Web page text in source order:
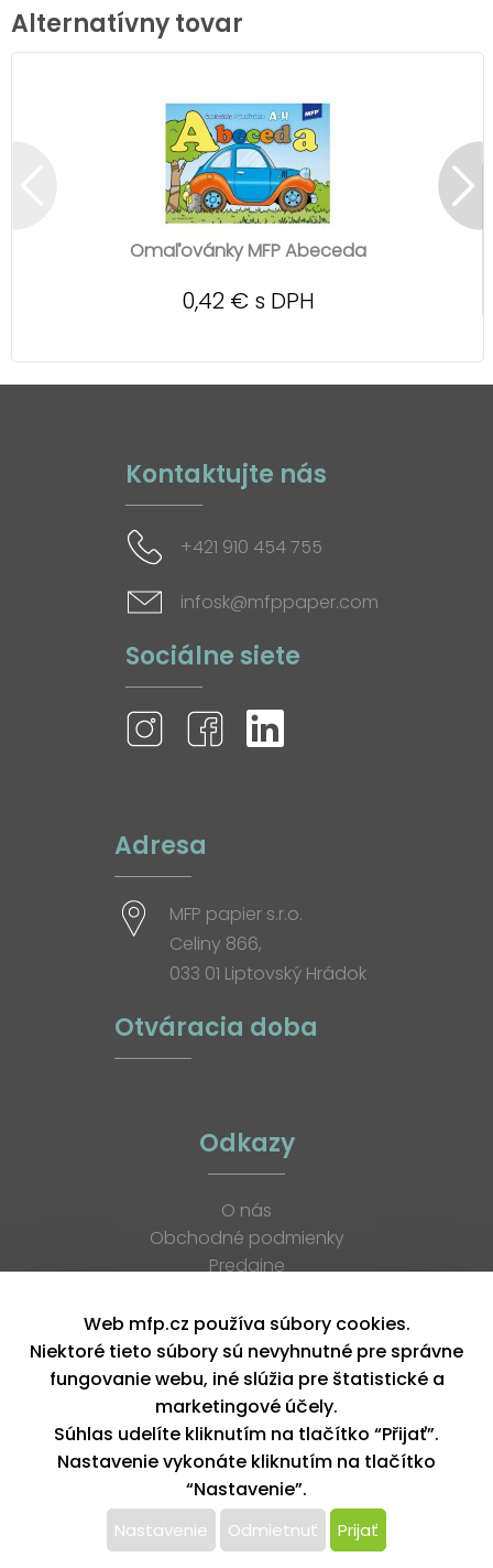
Alternatívny tovar
Omaľovánky MFP Abeceda
0,42 € s DPH
Kontaktujte nás
+421 910 454 755
infosk@mfppaper.com
Sociálne siete
Adresa
MFP papier s.r.o.
Celiny 866,
033 01 Liptovský Hrádok
Otváracia doba
Odkazy
O nás
Obchodné podmienky
Predajne
K stiahnutiu
Blog
Kontakt
Kariéra
XML feed
Copyright © 2026, MFP paper s. r. o. | Všetky práva vyhradené
design by MFP
Tento web používa k poskytovaniu služieb,
Web mfp.cz používa súbory cookies.
Niektoré tieto súbory sú nevyhnutné pre správne
fungovanie webu, iné slúžia pre štatistické a
marketingové účely.
Súhlas udelíte kliknutím na tlačítko “Přijať”.
Nastavenie vykonáte kliknutím na tlačítko
“Nastavenie”.
Nastavenie Odmietnuť Prijať